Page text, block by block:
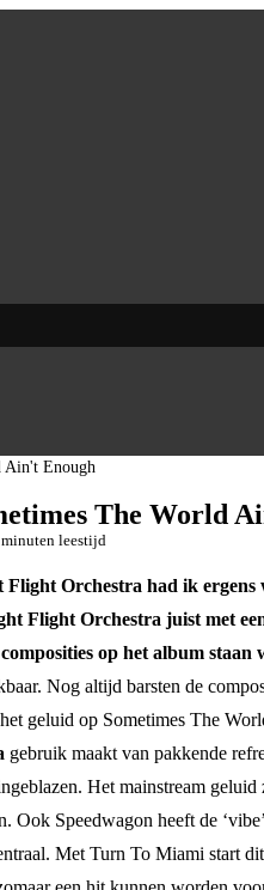
Ain't Enough
The World
leestijd
Orchestra had ik
Flight Orchestra juist met
op het album
Nog altijd barsten de
geluid op Sometimes The
gebruik maakt van pakkende
Het mainstream
Ook Speedwagon heeft de
Met Turn To Miami start